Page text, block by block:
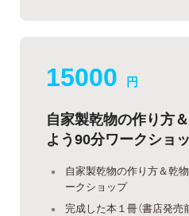
15000 円
自家製乾物の作り方
よう90分ワークショ
自家製乾物の作り方＆乾
ークショップ
完成した本１冊（書店発売